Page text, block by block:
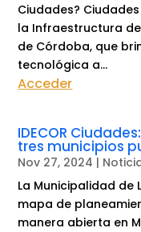
Ciudades?
la Infraestructura
de Córdoba, que
tecnológica a...
Acceder
IDECOR
tres municipios
Nov 27, 2024 |
La Municipalidad de
mapa de
manera abierta en